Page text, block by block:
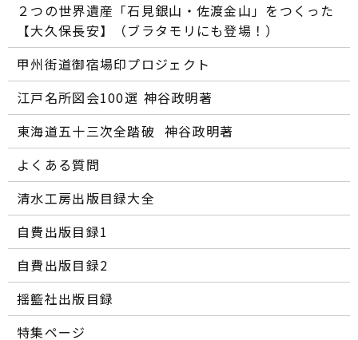
２つの世界遺産「石見銀山・佐渡金山」をつくった
【大久保長安】（ブラタモリにも登場！）
甲州街道御宿場印プロジェクト
江戸名所図会100選―― 神谷政明著
東海道五十三次全踏破 ―― 神谷政明著
よくある質問
清水工房出版目録大全
自費出版目録1
自費出版目録2
揺籃社出版目録
特集ページ